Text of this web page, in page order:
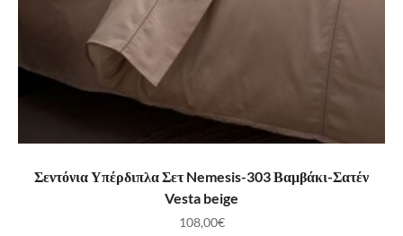
ΠΡΟΣΘΉΚΗ ΣΤΟ ΚΑΛΆΘΙ
Σεντόνια Υπέρδιπλα Σετ Nemesis-303 Βαμβάκι-Σατέν
Vesta beige
108,00€